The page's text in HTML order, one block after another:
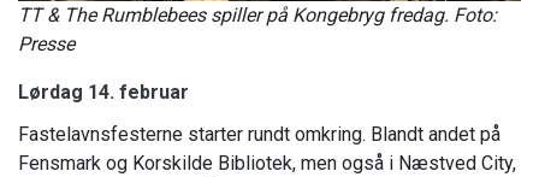
TT & The Rumblebees spiller på Kongebryg fredag. Foto:
Presse
Lørdag 14. februar
Fastelavnsfesterne starter rundt omkring. Blandt andet på
Fensmark og Korskilde Bibliotek, men også i Næstved City,